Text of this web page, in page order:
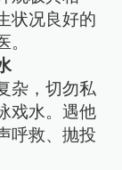
状况良好的
杂，切勿私
戏水。遇他
呼救、抛投